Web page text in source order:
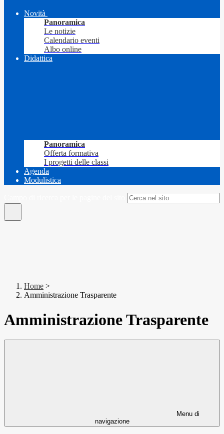
Novità
Panoramica
Le notizie
Calendario eventi
Albo online
Didattica
Panoramica
Offerta formativa
I progetti delle classi
Agenda
Modulistica
Home >
Amministrazione Trasparente
Amministrazione Trasparente
Menu di
navigazione